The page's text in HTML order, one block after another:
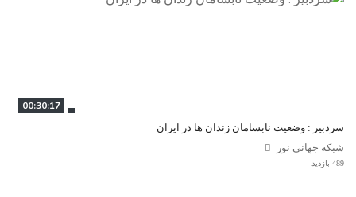
00:30:17
سردبیر : وضعیت نابسامان زندان ‌ها در ایران
شبکه جهانی نور
489 بازدید